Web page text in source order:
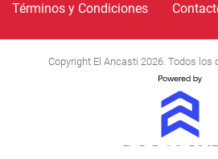
Términos y Condiciones
Copyright El Ancasti 2026. Todos los